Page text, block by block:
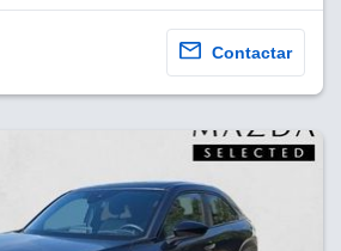
Contactar